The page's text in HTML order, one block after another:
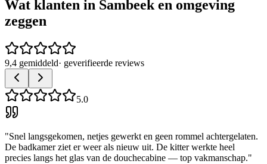
Wat klanten in Sambeeken omgeving
zeggen
9,4 gemiddeld· geverifieerde reviews
5.0
"Snel langsgekomen, netjes gewerkt en geen rommel achtergelaten.
De badkamer ziet er weer als nieuw uit. De kitter werkte heel
precies langs het glas van de douchecabine — top vakmanschap."